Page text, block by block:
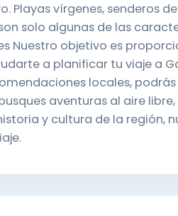
Playas vírgenes, senderos
solo algunas de las
Nuestro objetivo es
a planificar tu viaje a
locales,
aventuras al aire
y cultura de la región,